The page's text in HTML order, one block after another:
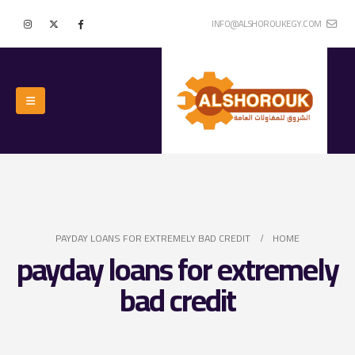
INFO@ALSHOROUKEGY.COM
HOME
PAYDAY LOANS FOR EXTREMELY BAD CREDIT
payday loans for extremely
bad credit